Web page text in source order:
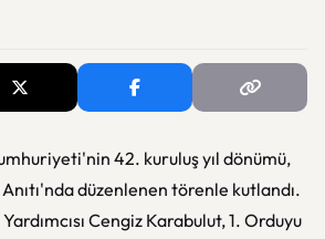
42. kuruluş yıl dönümü,
düzenlenen törenle kutlandı.
Cengiz Karabulut, 1. Orduyu